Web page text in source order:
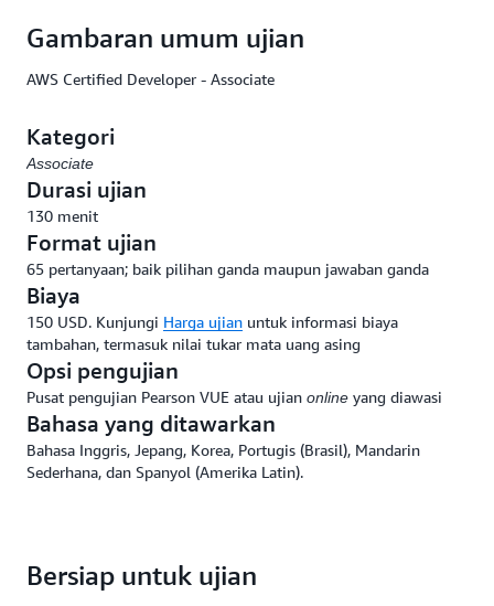
Gambaran umum ujian
AWS Certified Developer - Associate
Kategori
Associate
Durasi ujian
130 menit
Format ujian
65 pertanyaan; baik pilihan ganda maupun jawaban ganda
Biaya
150 USD. Kunjungi Harga ujian untuk informasi biaya
tambahan, termasuk nilai tukar mata uang asing
Opsi pengujian
Pusat pengujian Pearson VUE atau ujian online yang diawasi
Bahasa yang ditawarkan
Bahasa Inggris, Jepang, Korea, Portugis (Brasil), Mandarin
Sederhana, dan Spanyol (Amerika Latin).
Bersiap untuk ujian